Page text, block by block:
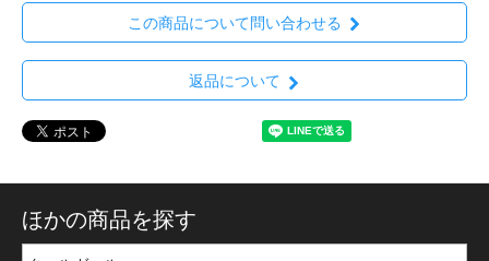
この商品について問い合わせる
返品について
ほかの商品を探す